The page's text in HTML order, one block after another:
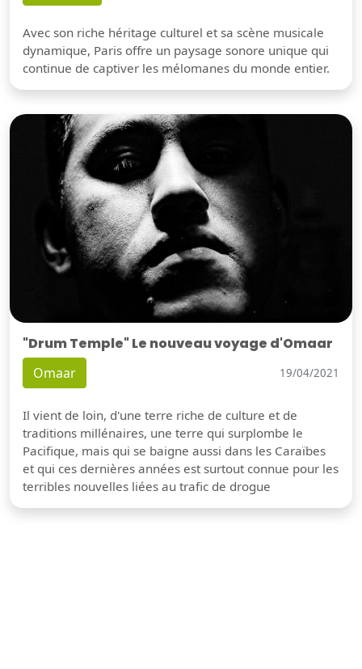
Avec son riche héritage culturel et sa scène musicale
dynamique, Paris offre un paysage sonore unique qui
continue de captiver les mélomanes du monde entier.
"Drum Temple" Le nouveau voyage d'Omaar
Omaar 19/04/2021
Il vient de loin, d'une terre riche de culture et de
traditions millénaires, une terre qui surplombe le
Pacifique, mais qui se baigne aussi dans les Caraïbes
et qui ces dernières années est surtout connue pour les
terribles nouvelles liées au trafic de drogue